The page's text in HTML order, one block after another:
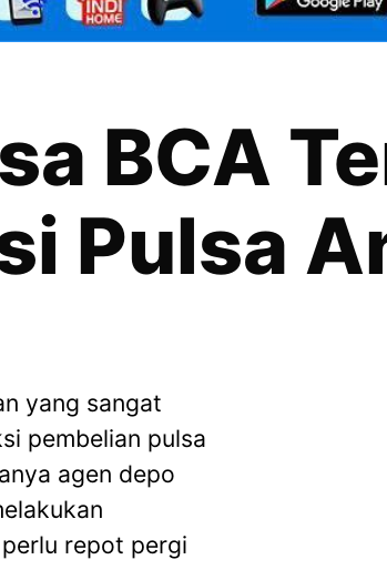
BCA
Pulsa
yang sangat
pembelian pulsa
agen depo
repot pergi